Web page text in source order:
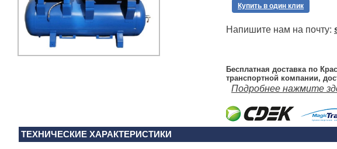
Купить в один клик
Напишите нам на почту:
Бесплатная доставка по
транспортной компании,
Подробнее нажмите
ТЕХНИЧЕСКИЕ ХАРАКТЕРИСТИКИ